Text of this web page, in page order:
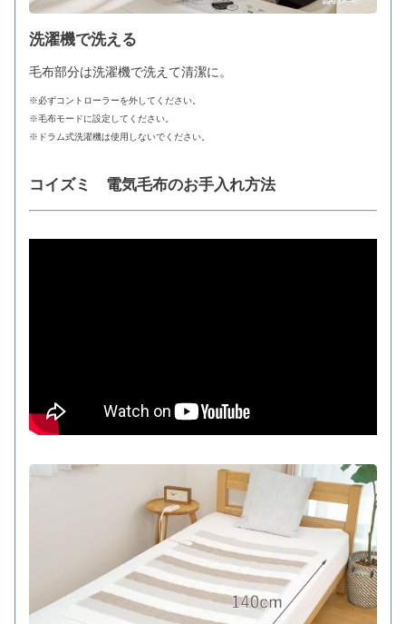
洗濯機で洗える
毛布部分は洗濯機で洗えて清潔に。
※必ずコントローラーを外してください。
※毛布モードに設定してください。
※ドラム式洗濯機は使用しないでください。
コイズミ 電気毛布のお手入れ方法